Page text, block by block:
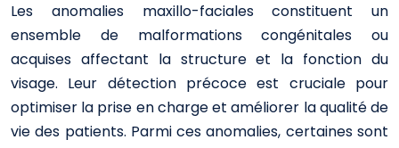
Les anomalies maxillo-faciales constituent un
ensemble de malformations congénitales ou
acquises affectant la structure et la fonction du
visage. Leur détection précoce est cruciale pour
optimiser la prise en charge et améliorer la qualité de
vie des patients. Parmi ces anomalies, certaines sont